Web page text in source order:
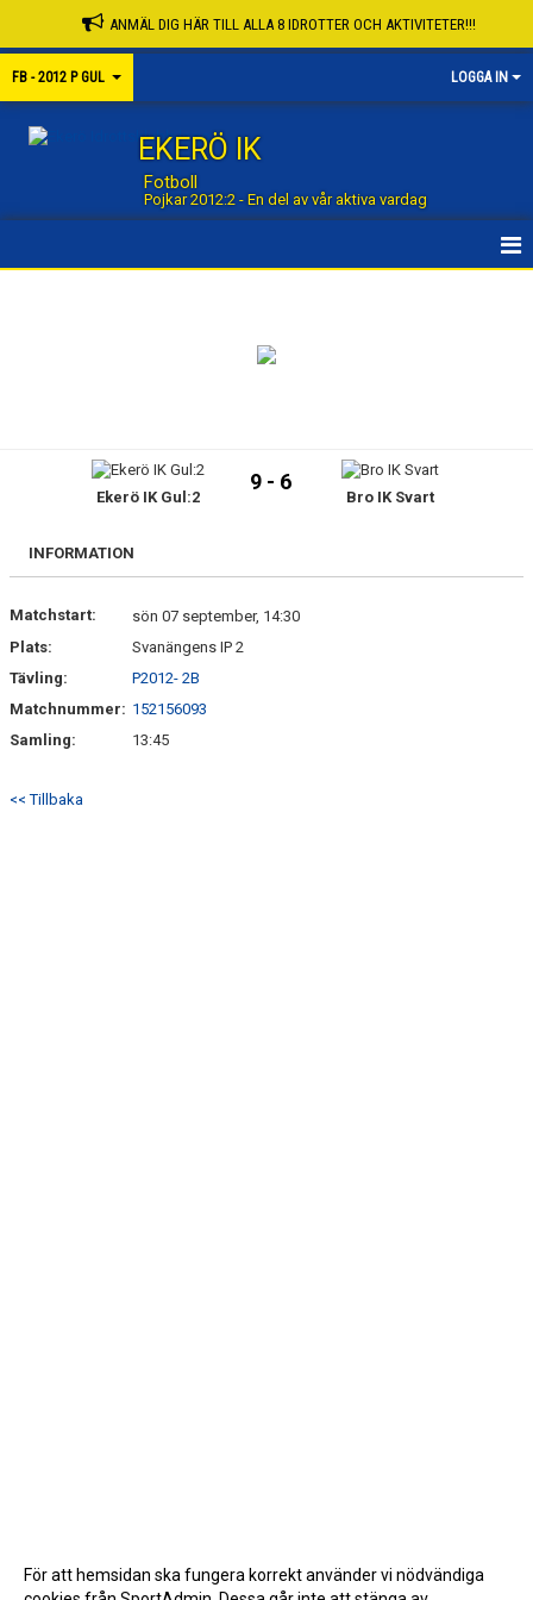
ANMÄL DIG HÄR TILL ALLA 8 IDROTTER OCH AKTIVITETER!!!
FB - 2012 P GUL LOGGA IN
EKERÖ IK
Fotboll
Pojkar 2012:2 - En del av vår aktiva vardag
SPELARE & LEDARE
Ekerö IK Gul:2
9 - 6
Bro IK Svart
INFORMATION
Matchstart:
sön 07 september, 14:30
Plats:
Svanängens IP 2
Tävling:
P2012- 2B
Matchnummer: 152156093
Samling:
13:45
<< Tillbaka
För att hemsidan ska fungera korrekt använder vi nödvändiga